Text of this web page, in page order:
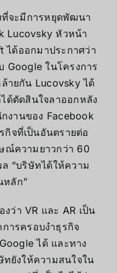
ที่จะมีการหยุดพัฒนา
Lucovsky หัวหน้า
ได้ออกมาประกาศว่า
Google ในโครงการ
ายกัน Lucovsky ได้
ด้ตัดสินใจลาออกหลัง
งานของ Facebook
กิจที่เป็นอันตรายต่อ
ณ์ความยาวกว่า 60
“บริษัทได้ให้ความ
หลัก”
ว่า VR และ AR เป็น
ารครอบงำธุรกิจ
ได้ และทาง
ยังให้ความสนใจใน